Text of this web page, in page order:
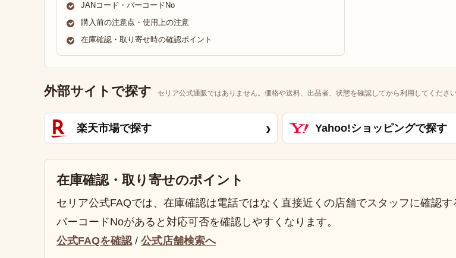
JANコード・バーコードNo
購入前の注意点・使用上の注意
在庫確認・取り寄せ時の確認ポイント
外部サイトで探す セリア公式通販ではありません。価格や送料、出品者、状態を確認してから利用してください
楽天市場で探す › Yahoo!ショッピングで探す
在庫確認・取り寄せのポイント
セリア公式FAQでは、在庫確認は電話ではなく直接近くの店舗でスタッフに確認
バーコードNoがあると対応可否を確認しやすくなります。
公式FAQを確認/ 公式店舗検索へ